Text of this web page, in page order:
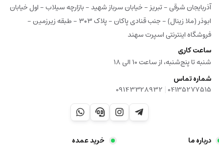
آذربایجان شرقی - تبریز - خیابان سرباز شهید - بازارچه سیلاب - اول خیابان
ابوذر (ملا زینال) - جنب قنادی پاکان - پلاک ۳۰۳ - طبقه زیرزمین -
فروشگاه اینترنتی اسپرت سهند
ساعت کاری
شنبه تا پنج‌شنبه، از ساعت 10 الی 18
شماره تماس
04135277515
|
09143328932
درباره ما خرید عمده